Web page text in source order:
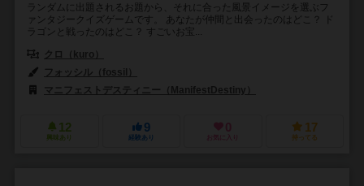
ランダムに出題されるお題から、それに合った風景イメージを選ぶフ
ァンタジークイズゲームです。 あなたが仲間と出会ったのはどこ？ ド
ラゴンと戦ったのはどこ？ すごいお宝...
クロ（kuro）
フォッシル（fossil）
マニフェストデスティニー（ManifestDestiny）
12
興味あり
9
経験あり
0
お気に入り
17
持ってる